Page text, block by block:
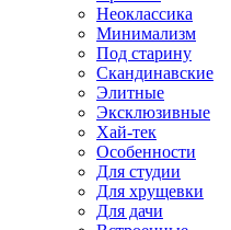
Неоклассика
Минимализм
Под старину
Скандинавские
Элитные
Эксклюзивные
Хай-тек
Особенности
Для студии
Для хрущевки
Для дачи